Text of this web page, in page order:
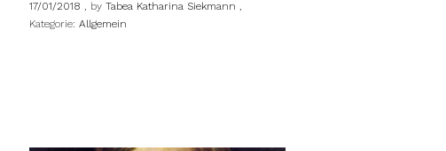
17/01/2018 by Tabea Katharina Siekmann
Kategorie: Allgemein